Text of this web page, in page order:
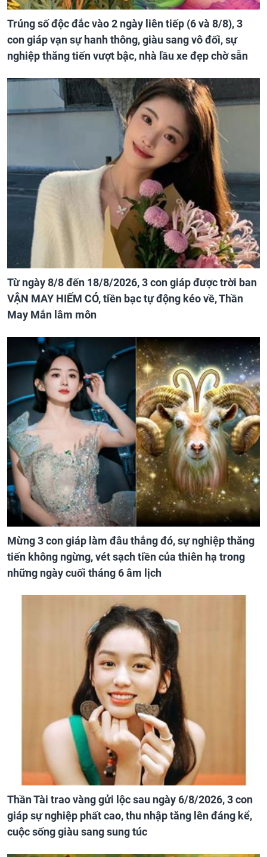
Trúng số độc đắc vào 2 ngày liên tiếp (6 và 8/8), 3
con giáp vạn sự hanh thông, giàu sang vô đối, sự
nghiệp thăng tiến vượt bậc, nhà lầu xe đẹp chờ sẵn
Từ ngày 8/8 đến 18/8/2026, 3 con giáp được trời ban
VẬN MAY HIẾM CÓ, tiền bạc tự động kéo về, Thần
May Mắn lâm môn
Mừng 3 con giáp làm đâu thắng đó, sự nghiệp thăng
tiến không ngừng, vét sạch tiền của thiên hạ trong
những ngày cuối tháng 6 âm lịch
Thần Tài trao vàng gửi lộc sau ngày 6/8/2026, 3 con
giáp sự nghiệp phất cao, thu nhập tăng lên đáng kể,
cuộc sống giàu sang sung túc